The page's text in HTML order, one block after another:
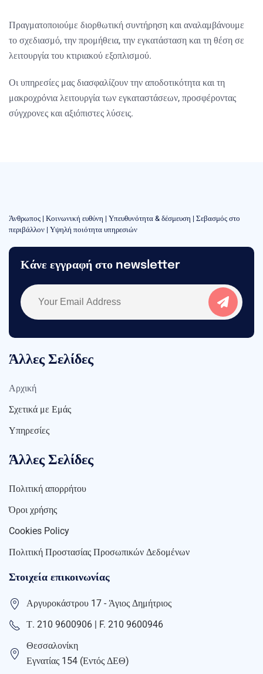
Πραγματοποιούμε διορθωτική συντήρηση και αναλαμβάνουμε
το σχεδιασμό, την προμήθεια, την εγκατάσταση και τη θέση σε
λειτουργία του κτιριακού εξοπλισμού.
Οι υπηρεσίες μας διασφαλίζουν την αποδοτικότητα και τη
μακροχρόνια λειτουργία των εγκαταστάσεων, προσφέροντας
σύγχρονες και αξιόπιστες λύσεις.
Άνθρωπος | Κοινωνική ευθύνη | Υπευθυνότητα & δέσμευση | Σεβασμός στο
περιβάλλον | Υψηλή ποιότητα υπηρεσιών
Κάνε εγγραφή στο newsletter
Άλλες Σελίδες
Αρχική
Σχετικά με Εμάς
Υπηρεσίες
Άλλες Σελίδες
Πολιτική απορρήτου
Όροι χρήσης
Cookies Policy
Πολιτική Προστασίας Προσωπικών Δεδομένων
Στοιχεία επικοινωνίας
Αργυροκάστρου 17 - Άγιος Δημήτριος
Τ. 210 9600906 | F. 210 9600946
Θεσσαλονίκη
Εγνατίας 154 (Εντός ΔΕΘ)